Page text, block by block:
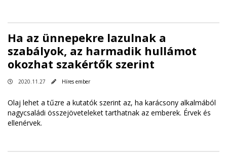
Ha az ünnepekre lazulnak a
szabályok, az harmadik hullámot
okozhat szakértők szerint
2020.11.27 Híres ember
Olaj lehet a tűzre a kutatók szerint az, ha karácsony alkalmából
nagycsaládi összejöveteleket tarthatnak az emberek. Érvek és
ellenérvek.